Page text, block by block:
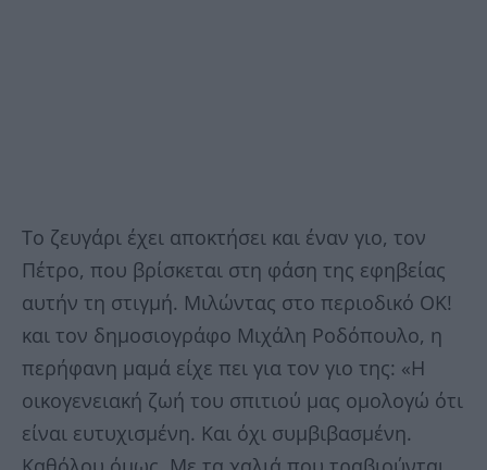
Το ζευγάρι έχει αποκτήσει και έναν γιο, τον
Πέτρο, που βρίσκεται στη φάση της εφηβείας
αυτήν τη στιγμή. Μιλώντας στο περιοδικό ΟΚ!
και τον δημοσιογράφο Μιχάλη Ροδόπουλο, η
περήφανη μαμά είχε πει για τον γιο της: «Η
οικογενειακή ζωή του σπιτιού μας ομολογώ ότι
είναι ευτυχισμένη. Και όχι συμβιβασμένη.